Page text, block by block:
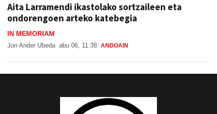
Aita Larramendi ikastolako sortzaileen eta
ondorengoen arteko katebegia
IN MEMORIAM
Jon Ander Ubeda abu 06, 11:38 ANDOAIN